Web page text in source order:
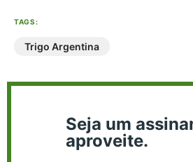
TAGS:
Trigo Argentina
Seja um
aproveite.